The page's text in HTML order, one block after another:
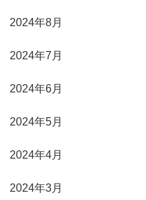
2024年8月
2024年7月
2024年6月
2024年5月
2024年4月
2024年3月